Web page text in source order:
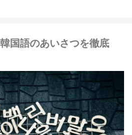
国語のあいさつを徹底